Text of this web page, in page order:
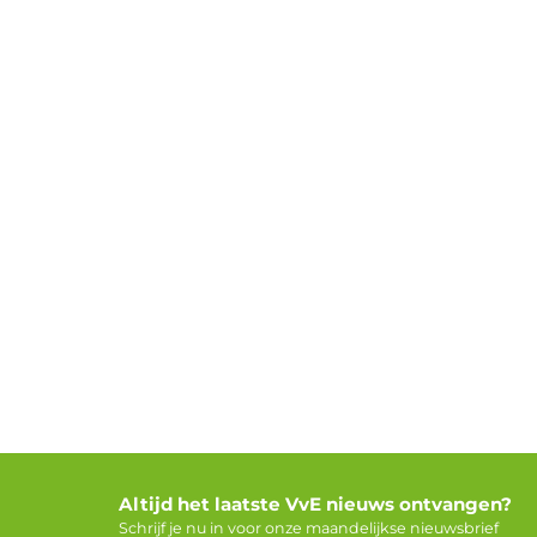
Altijd het laatste VvE nieuws ontvangen?
Schrijf je nu in voor onze maandelijkse nieuwsbrief